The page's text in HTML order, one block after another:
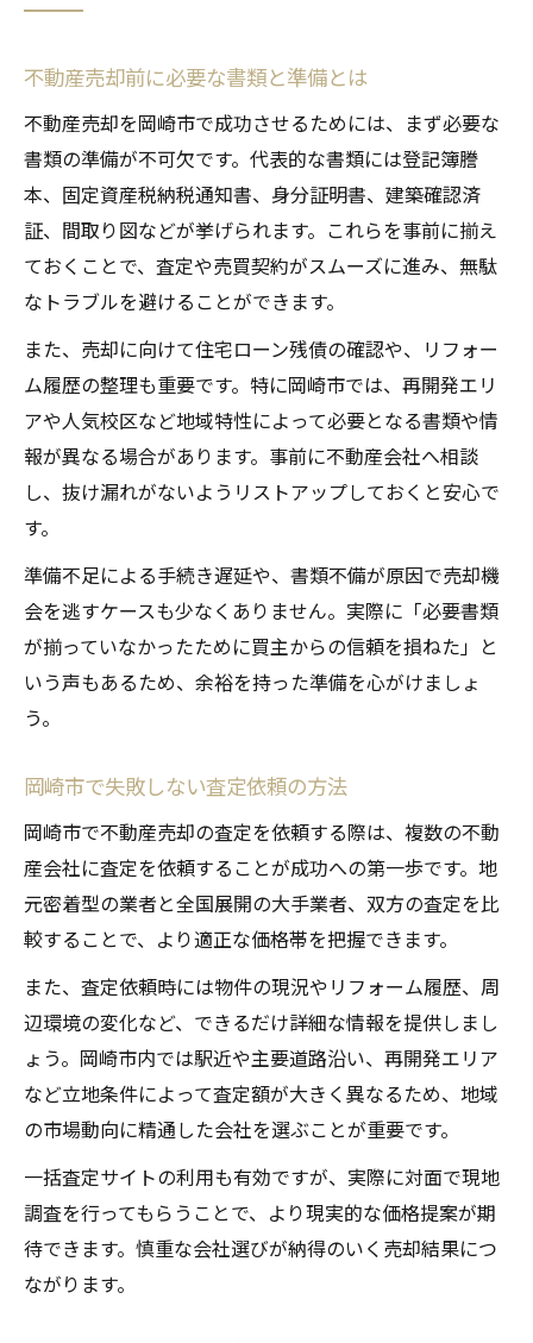
不動産売却前に必要な書類と準備とは
不動産売却を岡崎市で成功させるためには、まず必要な
書類の準備が不可欠です。代表的な書類には登記簿謄
本、固定資産税納税通知書、身分証明書、建築確認済
証、間取り図などが挙げられます。これらを事前に揃え
ておくことで、査定や売買契約がスムーズに進み、無駄
なトラブルを避けることができます。
また、売却に向けて住宅ローン残債の確認や、リフォー
ム履歴の整理も重要です。特に岡崎市では、再開発エリ
アや人気校区など地域特性によって必要となる書類や情
報が異なる場合があります。事前に不動産会社へ相談
し、抜け漏れがないようリストアップしておくと安心で
す。
準備不足による手続き遅延や、書類不備が原因で売却機
会を逃すケースも少なくありません。実際に「必要書類
が揃っていなかったために買主からの信頼を損ねた」と
いう声もあるため、余裕を持った準備を心がけましょ
う。
岡崎市で失敗しない査定依頼の方法
岡崎市で不動産売却の査定を依頼する際は、複数の不動
産会社に査定を依頼することが成功への第一歩です。地
元密着型の業者と全国展開の大手業者、双方の査定を比
較することで、より適正な価格帯を把握できます。
また、査定依頼時には物件の現況やリフォーム履歴、周
辺環境の変化など、できるだけ詳細な情報を提供しまし
ょう。岡崎市内では駅近や主要道路沿い、再開発エリア
など立地条件によって査定額が大きく異なるため、地域
の市場動向に精通した会社を選ぶことが重要です。
一括査定サイトの利用も有効ですが、実際に対面で現地
調査を行ってもらうことで、より現実的な価格提案が期
待できます。慎重な会社選びが納得のいく売却結果につ
ながります。